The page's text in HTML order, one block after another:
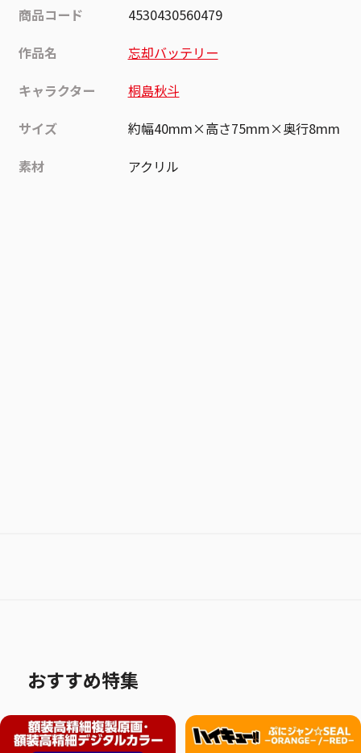
商品コード
4530430560479
作品名
忘却バッテリー
キャラクター
桐島秋斗
サイズ
約幅40mm×高さ75mm×奥行8mm
素材
アクリル
おすすめ特集